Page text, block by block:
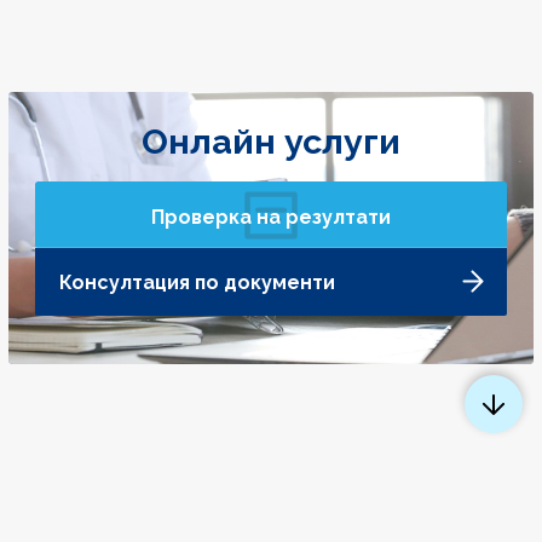
Онлайн услуги
Проверка на резултати
Консултация по документи